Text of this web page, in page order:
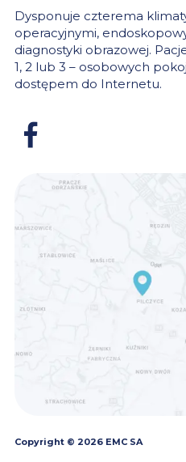
Dysponuje czterema
operacyjnymi,
diagnostyki obrazowej.
1, 2 lub 3 – osobowych
dostępem do Internetu.
Copyright © 2026 EMC SA